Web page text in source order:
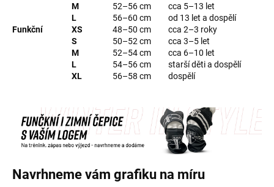
M
52–56 cm
cca 5–13 let
L
56–60 cm
od 13 let a dospělí
Funkční
XS 48–50 cm
cca 2–3 roky
S
50–52 cm
cca 3–5 let
M
52–54 cm
cca 6–10 let
L
54–56 cm
starší děti a dospělí
XL
56–58 cm dospělí
Navrhneme vám grafiku na míru